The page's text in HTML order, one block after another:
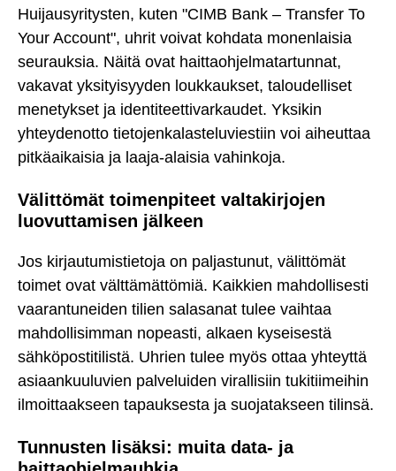
Huijausyritysten, kuten "CIMB Bank – Transfer To
Your Account", uhrit voivat kohdata monenlaisia
seurauksia. Näitä ovat haittaohjelmatartunnat,
vakavat yksityisyyden loukkaukset, taloudelliset
menetykset ja identiteettivarkaudet. Yksikin
yhteydenotto tietojenkalasteluviestiin voi aiheuttaa
pitkäaikaisia ja laaja-alaisia vahinkoja.
Välittömät toimenpiteet valtakirjojen
luovuttamisen jälkeen
Jos kirjautumistietoja on paljastunut, välittömät
toimet ovat välttämättömiä. Kaikkien mahdollisesti
vaarantuneiden tilien salasanat tulee vaihtaa
mahdollisimman nopeasti, alkaen kyseisestä
sähköpostitilistä. Uhrien tulee myös ottaa yhteyttä
asiaankuuluvien palveluiden virallisiin tukitiimeihin
ilmoittaakseen tapauksesta ja suojatakseen tilinsä.
Tunnusten lisäksi: muita data- ja